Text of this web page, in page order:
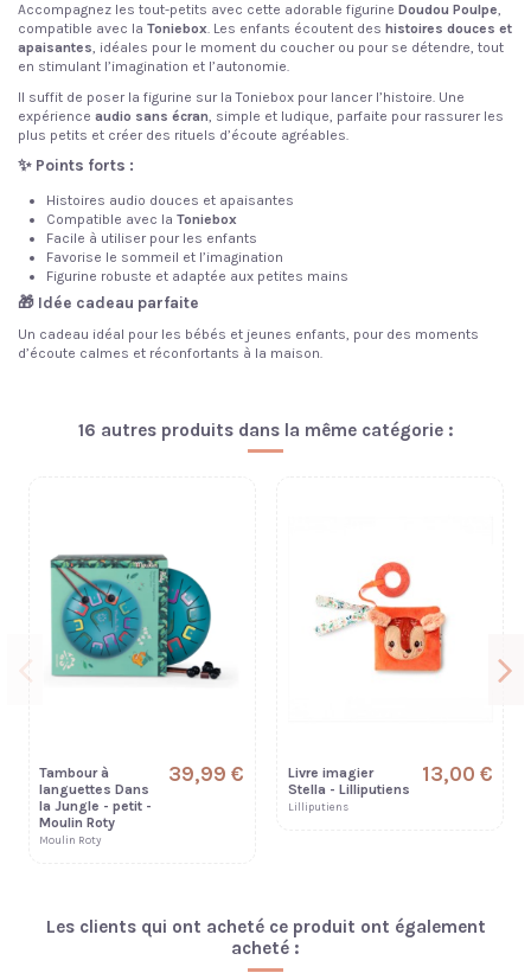
Accompagnez les tout-petits avec cette adorable figurine Doudou Poulpe,
compatible avec la Toniebox. Les enfants écoutent des histoires douces et
apaisantes, idéales pour le moment du coucher ou pour se détendre, tout
en stimulant l’imagination et l’autonomie.
Il suffit de poser la figurine sur la Toniebox pour lancer l’histoire. Une
expérience audio sans écran, simple et ludique, parfaite pour rassurer les
plus petits et créer des rituels d’écoute agréables.
✨ Points forts :
Histoires audio douces et apaisantes
Compatible avec la Toniebox
Facile à utiliser pour les enfants
Favorise le sommeil et l’imagination
Figurine robuste et adaptée aux petites mains
🎁 Idée cadeau parfaite
Un cadeau idéal pour les bébés et jeunes enfants, pour des moments
d’écoute calmes et réconfortants à la maison.
16 autres produits dans la même catégorie :
Tambour à
languettes Dans
la Jungle - petit -
Moulin Roty
Moulin Roty
39,99 €
Livre imagier
Stella - Lilliputiens
Lilliputiens
13,00 €
Les clients qui ont acheté ce produit ont également
acheté :